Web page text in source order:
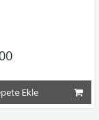
Ekle